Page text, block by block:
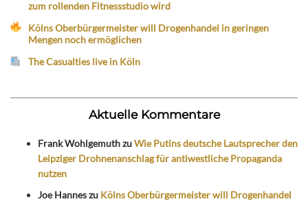
zum rollenden Fitnessstudio wird
Kölns Oberbürgermeister will Drogenhandel in geringen
Mengen noch ermöglichen
The Casualties live in Köln
Aktuelle Kommentare
Frank WohlgemuthzuWie Putins deutsche Lautsprecher den
Leipziger Drohnenanschlag für antiwestliche Propaganda
nutzen
Joe Hanneszu Kölns Oberbürgermeister will Drogenhandel